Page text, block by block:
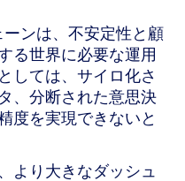
ンは、不安定性と顧
る世界に必要な運用
しては、サイロ化さ
、分断された意思決
度を実現できないと
より大きなダッシュ